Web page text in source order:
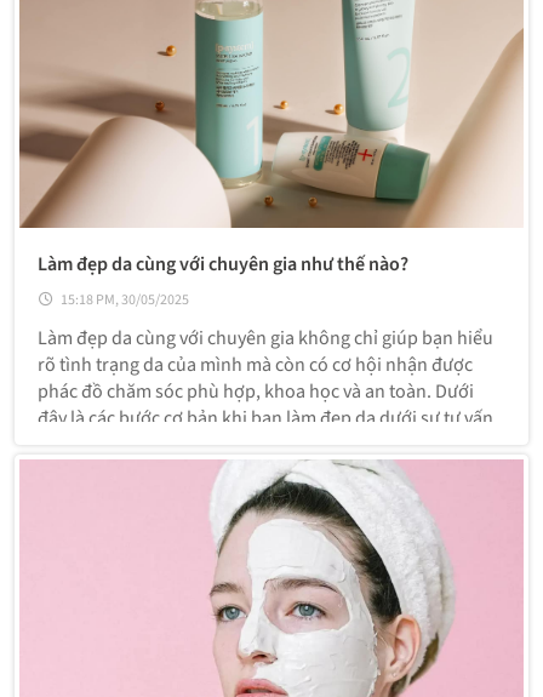
Làm đẹp da cùng với chuyên gia như thế nào?
15:18 PM, 30/05/2025
Làm đẹp da cùng với chuyên gia không chỉ giúp bạn hiểu
rõ tình trạng da của mình mà còn có cơ hội nhận được
phác đồ chăm sóc phù hợp, khoa học và an toàn. Dưới
đây là các bước cơ bản khi bạn làm đẹp da dưới sự tư vấn